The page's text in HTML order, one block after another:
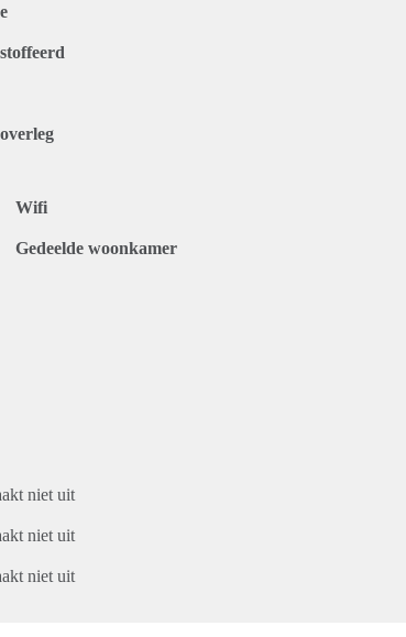
Wifi
Gedeelde woonkamer
niet uit
niet uit
niet uit